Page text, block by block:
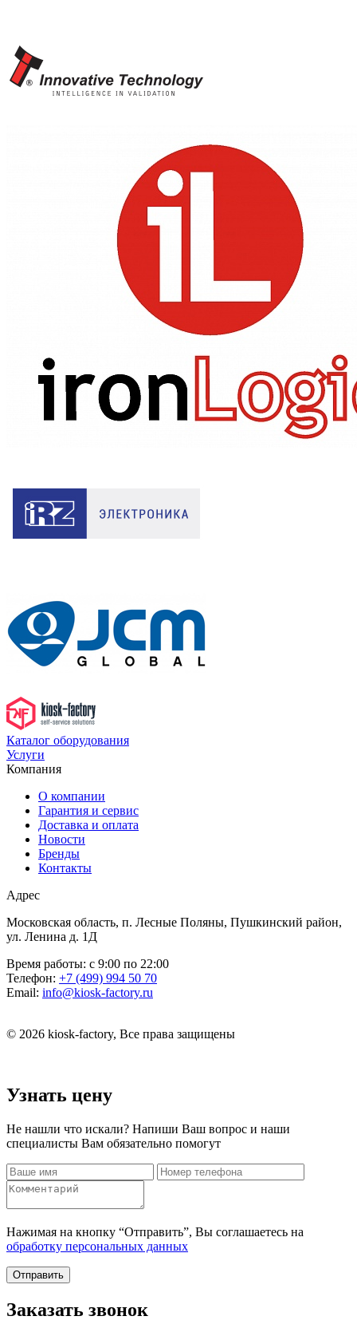
Каталог оборудования
Услуги
Компания
О компании
Гарантия и сервис
Доставка и оплата
Новости
Бренды
Контакты
Адрес
Московская область, п. Лесные Поляны, Пушкинский район,
ул. Ленина д. 1Д
Время работы: с 9:00 по 22:00
Телефон: +7 (499) 994 50 70
Email: info@kiosk-factory.ru
© 2026 kiosk-factory, Все права защищены
Узнать цену
Не нашли что искали? Напиши Ваш вопрос и наши
специалисты Вам обязательно помогут
Нажимая на кнопку “Отправить”, Вы соглашаетесь на
обработку персональных данных
Отправить
Заказать звонок